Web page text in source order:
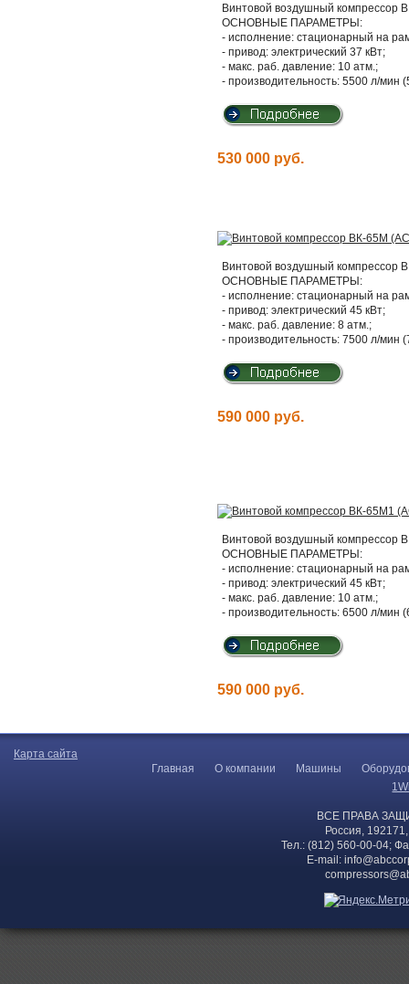
Винтовой воздушный компрессор
ОСНОВНЫЕ ПАРАМЕТРЫ:
- исполнение: стационарный на
- привод: электрический 37 кВт;
- макс. раб. давление: 10 атм.;
- производительность: 5500 л/мин
530 000 руб.
Винтовой воздушный компрессор
ОСНОВНЫЕ ПАРАМЕТРЫ:
- исполнение: стационарный на
- привод: электрический 45 кВт;
- макс. раб. давление: 8 атм.;
- производительность: 7500 л/мин
590 000 руб.
Винтовой воздушный компрессор
ОСНОВНЫЕ ПАРАМЕТРЫ:
- исполнение: стационарный на
- привод: электрический 45 кВт;
- макс. раб. давление: 10 атм.;
- производительность: 6500 л/мин
590 000 руб.
Карта сайта
Главная
О компании Машины
ВСЕ ПРАВА
Россия,
Тел.: (812) 560-00-04;
E-mail: